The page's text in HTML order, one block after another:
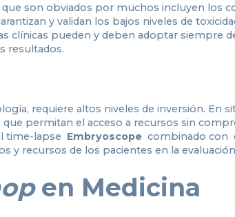
son obviados por muchos incluyen los
y validan los bajos niveles de
clínicas pueden y deben adoptar siempre
resultados.
requiere altos niveles de inversión. En
permitan el acceso a recursos sin
time-lapse Embryoscope combinado con
y recursos de los pacientes en la
en Medicina